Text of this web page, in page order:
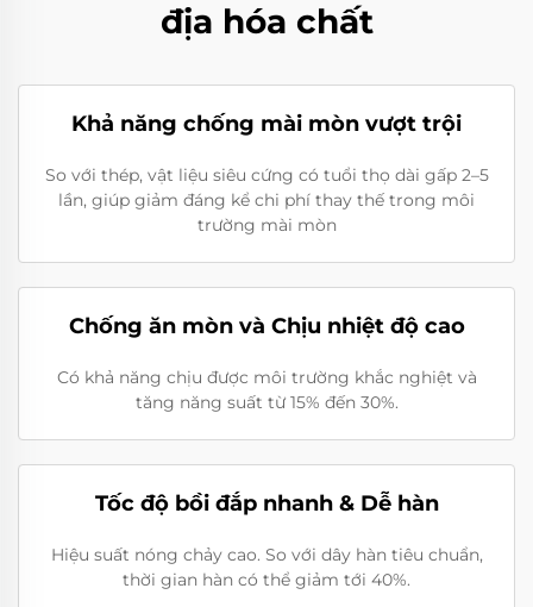
địa hóa chất
Khả năng chống mài mòn vượt trội
So với thép, vật liệu siêu cứng có tuổi thọ dài gấp 2–5
lần, giúp giảm đáng kể chi phí thay thế trong môi
trường mài mòn
Chống ăn mòn và Chịu nhiệt độ cao
Có khả năng chịu được môi trường khắc nghiệt và
tăng năng suất từ 15% đến 30%.
Tốc độ bồi đắp nhanh & Dễ hàn
Hiệu suất nóng chảy cao. So với dây hàn tiêu chuẩn,
thời gian hàn có thể giảm tới 40%.